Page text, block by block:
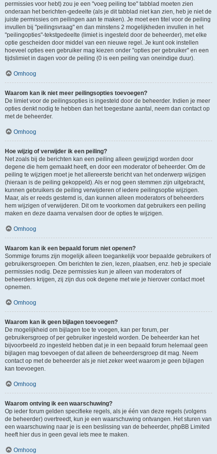
permissies voor hebt) zou je een "voeg peiling toe" tabblad moeten zien
onderaan het berichten-gedeelte (als je dit tabblad niet kan zien, heb je niet de
juiste permissies om peilingen aan te maken). Je moet een titel voor de peiling
invullen bij "peilingsvraag" en dan minstens 2 mogelijkheden invullen in het
"peilingopties"-tekstgedeelte (limiet is ingesteld door de beheerder), met elke
optie gescheiden door middel van een nieuwe regel. Je kunt ook instellen
hoeveel opties een gebruiker mag kiezen onder "opties per gebruiker" en een
tijdslimiet in dagen voor de peiling (0 is een peiling van oneindige duur).
Omhoog
Waarom kan ik niet meer peilingsopties toevoegen?
De limiet voor de peilingsopties is ingesteld door de beheerder. Indien je meer
opties denkt nodig te hebben dan het toegestane aantal, neem dan contact op
met de beheerder.
Omhoog
Hoe wijzig of verwijder ik een peiling?
Net zoals bij de berichten kan een peiling alleen gewijzigd worden door
degene die hem gemaakt heeft, en door een moderator of beheerder. Om de
peiling te wijzigen moet je het allereerste bericht van het onderwerp wijzigen
(hieraan is de peiling gekoppeld). Als er nog geen stemmen zijn uitgebracht,
kunnen gebruikers de peiling verwijderen of iedere peilingsoptie wijzigen.
Maar, als er reeds gestemd is, dan kunnen alleen moderators of beheerders
hem wijzigen of verwijderen. Dit om te voorkomen dat gebruikers een peiling
maken en deze daarna vervalsen door de opties te wijzigen.
Omhoog
Waarom kan ik een bepaald forum niet openen?
Sommige forums zijn mogelijk alleen toegankelijk voor bepaalde gebruikers of
gebruikersgroepen. Om berichten te zien, lezen, plaatsen, enz. heb je speciale
permissies nodig. Deze permissies kun je alleen van moderators of
beheerders krijgen, zij zijn dus ook degene met wie je hierover contact moet
opnemen.
Omhoog
Waarom kan ik geen bijlagen toevoegen?
De mogelijkheid om bijlagen toe te voegen, kan per forum, per
gebruikersgroep of per gebruiker ingesteld worden. De beheerder kan het
bijvoorbeeld zo ingesteld hebben dat je in een bepaald forum helemaal geen
bijlagen mag toevoegen of dat alleen de beheerdersgroep dit mag. Neem
contact op met de beheerder als je niet zeker weet waarom je geen bijlagen
kan toevoegen.
Omhoog
Waarom ontving ik een waarschuwing?
Op ieder forum gelden specifieke regels, als je één van deze regels (volgens
de beheerder) overtreedt, kun je een waarschuwing ontvangen. Het sturen van
een waarschuwing naar je is een beslissing van de beheerder, phpBB Limited
heeft hier dus in geen geval iets mee te maken.
Omhoog